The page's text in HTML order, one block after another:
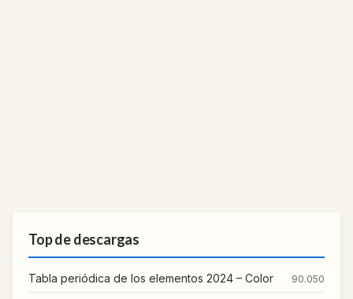
Top de descargas
Tabla periódica de los elementos 2024 – Color 90.050